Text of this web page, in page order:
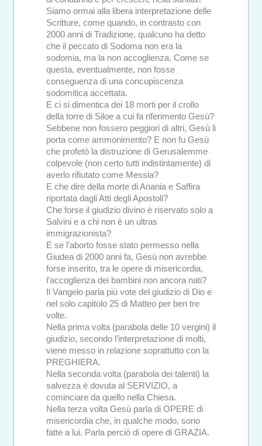
Siamo ormai alla libera interpretazione delle
Scritture, come quando, in contrasto con
2000 anni di Tradizione, qualcuno ha detto
che il peccato di Sodoma non era la
sodomia, ma la non accoglienza. Come se
questa, eventualmente, non fosse
conseguenza di una concupiscenza
sodomitica accettata.
E ci si dimentica dei 18 morti per il crollo
della torre di Siloe a cui fa riferimento Gesù?
Sebbene non fossero peggiori di altri, Gesù li
porta come ammonimento? E non fu Gesù
che profetò la distruzione di Gerusalemme
colpevole (non certo tutti indistintamente) di
averlo rifiutato come Messia?
E che dire della morte di Anania e Saffira
riportata dagli Atti degli Apostoli?
Che forse il giudizio divino è riservato solo a
Salvini e a chi non è un ultras
immigrazionista?
E se l’aborto fosse stato permesso nella
Giudea di 2000 anni fa, Gesù non avrebbe
forse inserito, tra le opere di misericordia,
l’accoglienza dei bambini non ancora nati?
Il Vangelo parla più vote del giudizio di Dio e
nel solo capitolo 25 di Matteo per ben tre
volte.
Nella prima volta (parabola delle 10 vergini) il
giudizio, secondo l’interpretazione di molti,
viene messo in relazione soprattutto con la
PREGHIERA.
Nella seconda volta (parabola dei talenti) la
salvezza è dovuta al SERVIZIO, a
cominciare da quello nella Chiesa.
Nella terza volta Gesù parla di OPERE di
misericordia che, in qualche modo, sono
fatte a lui. Parla perciò di opere di GRAZIA.